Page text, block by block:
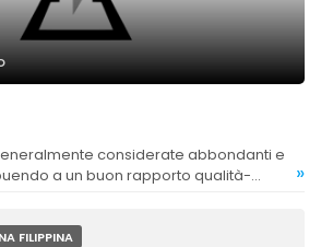
a un buon rapporto qualità-
»
FILIPPINA